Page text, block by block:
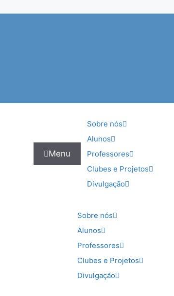
Menu
Sobre nós
Alunos
Professores
Clubes e Projetos
Divulgação
Sobre nós
Alunos
Professores
Clubes e Projetos
Divulgação